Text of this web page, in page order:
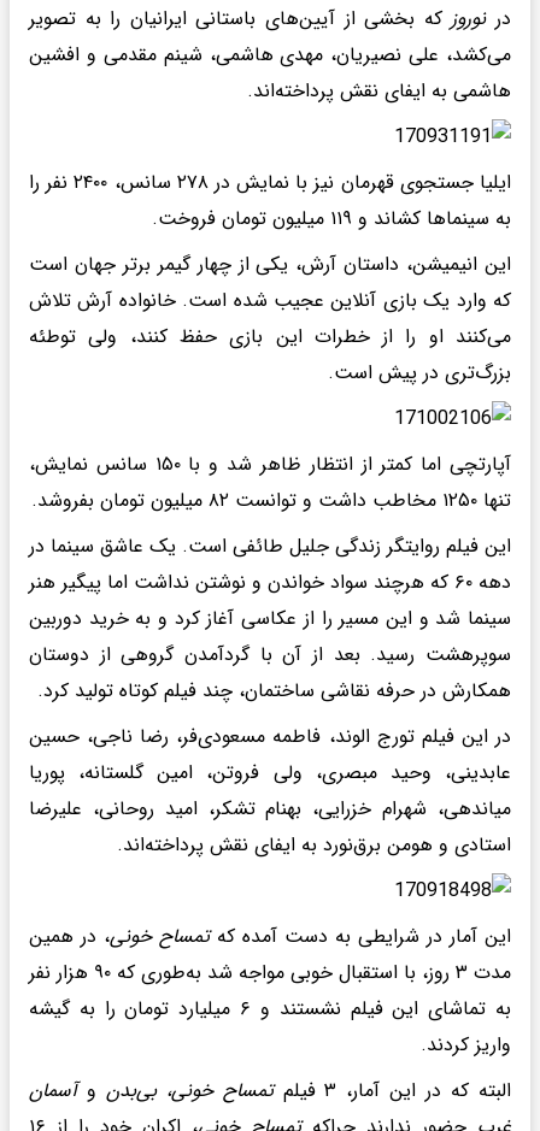
درنوروزکه بخشی از آیین‌های باستانی ایرانیان را به تصویر
می‌کشد، علی نصیریان، مهدی هاشمی، شینم مقدمی و افشین
هاشمی به ایفای نقش پرداخته‌اند.
ایلیا جستجوی قهرمان نیز با نمایش در ۲۷۸ سانس، ۲۴۰۰ نفر را
به سینماها کشاند و ۱۱۹ میلیون تومان فروخت.
این انیمیشن، داستان آرش، یکی از چهار گیمر برتر جهان است
که وارد یک بازی آنلاین عجیب شده است. خانواده آرش تلاش
می‌کنند او را از خطرات این بازی حفظ کنند، ولی توطئه
بزرگ‌تری در پیش است.
آپارتچی اما کمتر از انتظار ظاهر شد و با ۱۵۰ سانس نمایش،
تنها ۱۲۵۰ مخاطب داشت و توانست ۸۲ میلیون تومان بفروشد.
این فیلم روایتگر زندگی جلیل طائفی است. یک عاشق سینما در
دهه ۶۰ که هرچند سواد خواندن و نوشتن نداشت اما پیگیر هنر
سینما شد و این مسیر را از عکاسی آغاز کرد و به خرید دوربین
سوپرهشت رسید. بعد از آن با گردآمدن گروهی از دوستان
همکارش در حرفه نقاشی ساختمان، چند فیلم کوتاه تولید کرد.
در این فیلم تورج الوند، فاطمه مسعودی‌فر، رضا ناجی، حسین
عابدینی، وحید مبصری، ولی فروتن، امین گلستانه، پوریا
میاندهی، شهرام خزرایی، بهنام تشکر، امید روحانی، علیرضا
استادی و هومن برق‌نورد به ایفای نقش پرداخته‌اند.
این آمار در شرایطی به دست آمده کهتمساح خونی، در همین
مدت ۳ روز، با استقبال خوبی مواجه شد به‌طوری که ۹۰ هزار نفر
به تماشای این فیلم نشستند و ۶ میلیارد تومان را به گیشه
واریز کردند.
البته که در این آمار، ۳ فیلم
تمساح خونی، بی‌بدن و آسمان